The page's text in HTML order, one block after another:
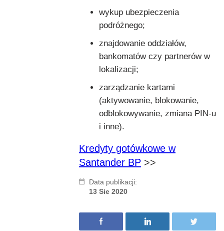
wykup ubezpieczenia
podróżnego;
znajdowanie oddziałów,
bankomatów czy partnerów w
lokalizacji;
zarządzanie kartami
(aktywowanie, blokowanie,
odblokowywanie, zmiana PIN-u
i inne).
Kredyty gotówkowe w
Santander BP >>
Data publikacji:
13 Sie 2020